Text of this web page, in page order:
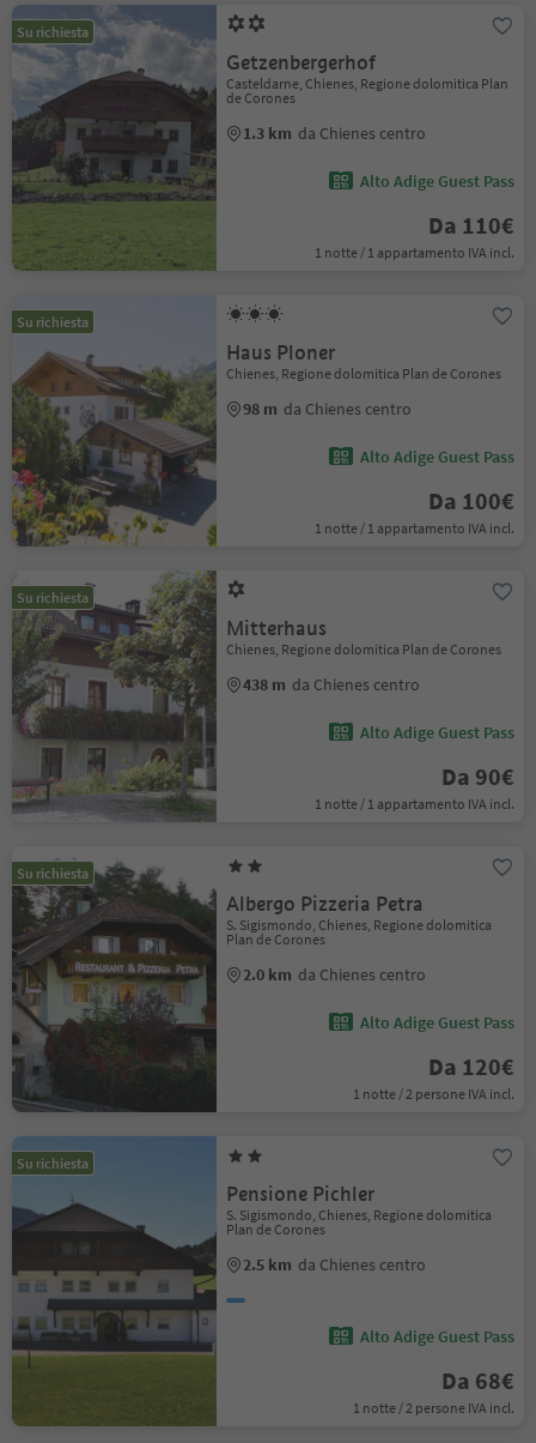
Su richiesta
Getzenbergerhof
Casteldarne, Chienes, Regione dolomitica Plan
de Corones
1.3 km da Chienes centro
Alto Adige Guest Pass
Da 110€
1 notte / 1 appartamento IVA incl.
Su richiesta
Haus Ploner
Chienes, Regione dolomitica Plan de Corones
98 m da Chienes centro
Alto Adige Guest Pass
Da 100€
1 notte / 1 appartamento IVA incl.
Su richiesta
Mitterhaus
Chienes, Regione dolomitica Plan de Corones
438 m da Chienes centro
Alto Adige Guest Pass
Da 90€
1 notte / 1 appartamento IVA incl.
Su richiesta
Albergo Pizzeria Petra
S. Sigismondo, Chienes, Regione dolomitica
Plan de Corones
2.0 km da Chienes centro
Alto Adige Guest Pass
Da 120€
1 notte / 2 persone IVA incl.
Su richiesta
Pensione Pichler
S. Sigismondo, Chienes, Regione dolomitica
Plan de Corones
2.5 km da Chienes centro
Alto Adige Guest Pass
Da 68€
1 notte / 2 persone IVA incl.